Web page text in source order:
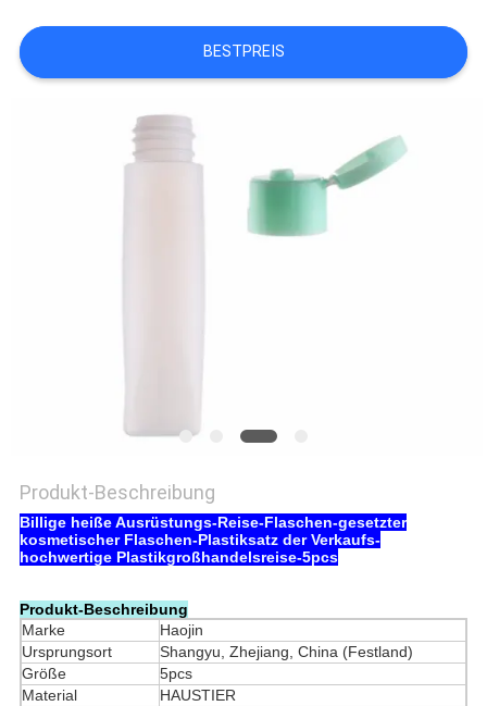
EIN
ZITAT
BESTPREIS
Produkt-Beschreibung
Billige heiße Ausrüstungs-Reise-Flaschen-gesetzter
kosmetischer Flaschen-Plastiksatz der Verkaufs-
hochwertige Plastikgroßhandelsreise-5pcs
Produkt-Beschreibung
Marke
Haojin
Ursprungsort
Shangyu, Zhejiang, China (Festland)
Größe
5pcs
Material
HAUSTIER